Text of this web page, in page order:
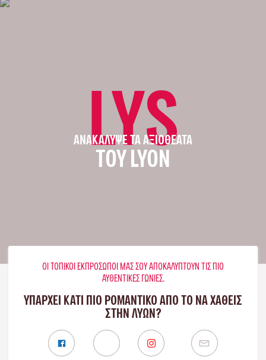
LYS
ΑΝΑΚΆΛΥΨΕ ΤΑ ΑΞΙΟΘΈΑΤΑ
ΤΟΥ LYON
ΟΙ ΤΟΠΙΚΟΊ ΕΚΠΡΌΣΩΠΟΊ ΜΑΣ ΣΟΥ ΑΠΟΚΑΛΎΠΤΟΥΝ ΤΙΣ ΠΙΟ
ΑΥΘΕΝΤΙΚΈΣ ΓΩΝΙΈΣ.
ΥΠΑΡΧΕΙ ΚΑΤΙ ΠΙΟ ΡΟΜΑΝΤΙΚΟ ΑΠΟ ΤΟ ΝΑ ΧΑΘΕΙΣ
ΣΤΗΝ ΛΥΏΝ?